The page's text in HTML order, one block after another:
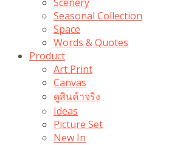
Seasonal Collection
Space
Words & Quotes
Product
Art Print
Canvas
ดูสินค้าจริง
Ideas
Picture Set
New In